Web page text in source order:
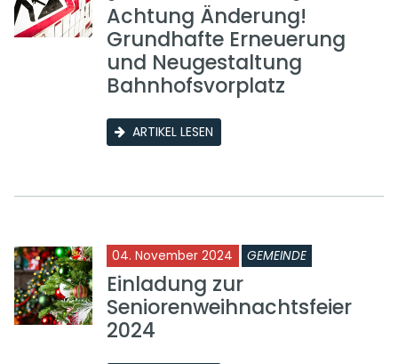
Achtung Änderung!
Grundhafte Erneuerung
und Neugestaltung
Bahnhofsvorplatz
ARTIKEL LESEN
04. November 2024 GEMEINDE
Einladung zur
Seniorenweihnachtsfeier
2024